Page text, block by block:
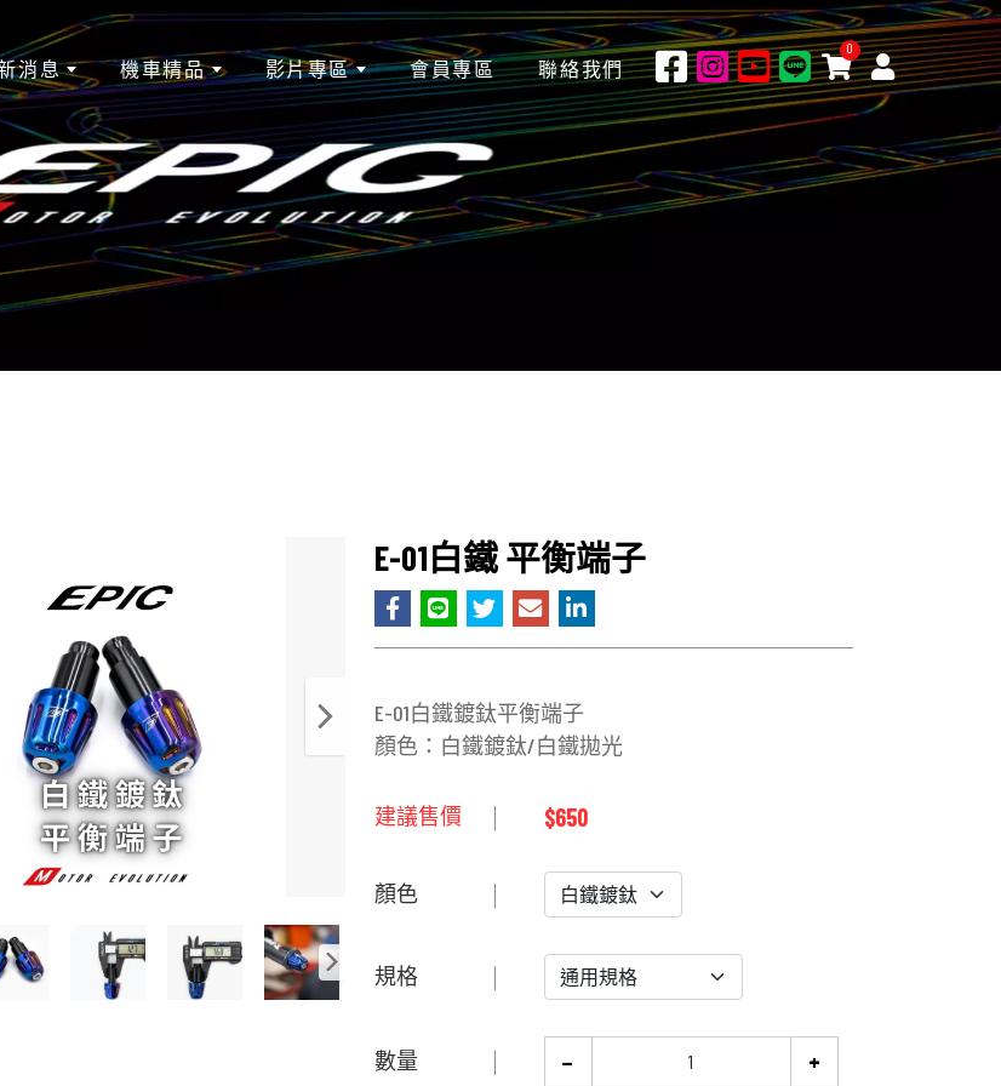
消息 機車精品 影片專區 會員專區 聯絡我們
0
E-01白鐵 平衡端子
E-01白鐵鍍鈦平衡端子
顏色：白鐵鍍鈦/白鐵拋光
建議售價 $650
顏色
規格
數量 − +